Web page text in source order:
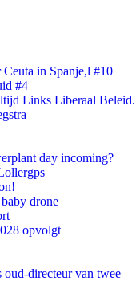
in Spanje,l #10
#4
Links Liberaal Beleid.
day incoming?
drone
opvolgt
directeur van twee